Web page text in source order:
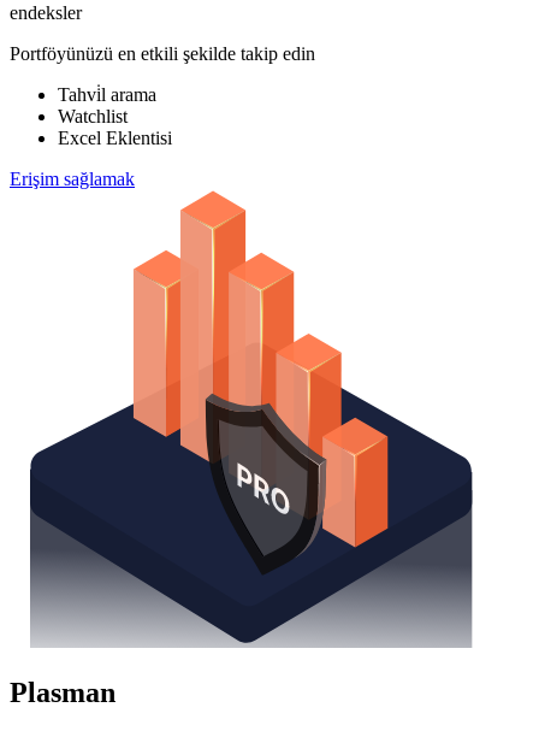
endeksler
Portföyünüzü en etkili şekilde takip edin
Tahvi̇l arama
Watchlist
Excel Eklentisi
Erişim sağlamak
Plasman